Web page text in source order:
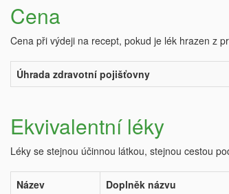
Cena
Cena při výdeji na recept, pokud je lék hrazen z
Úhrada zdravotní pojišťovny
Ekvivalentní léky
Léky se stejnou účinnou látkou, stejnou cestou
Název Doplněk názvu